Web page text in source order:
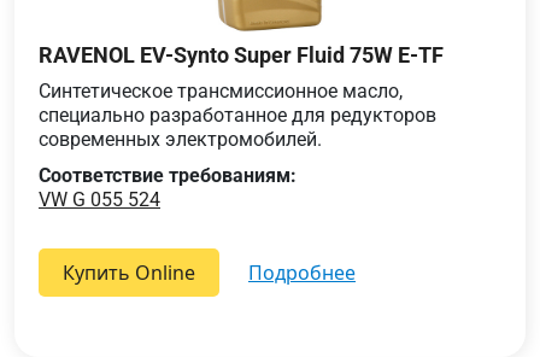
RAVENOL EV-Synto Super Fluid 75W E-TF
Синтетическое трансмиссионное масло,
специально разработанное для редукторов
современных электромобилей.
Соответствие требованиям:
VW G 055 524
Купить Online подробнее